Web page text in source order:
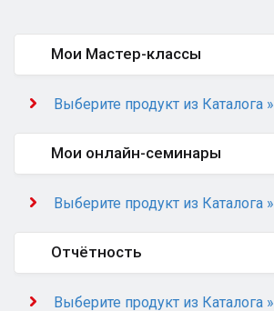
Мои Мастер-классы
Выберите продукт из Каталога »
Мои онлайн-семинары
Выберите продукт из Каталога »
Отчётность
Выберите продукт из Каталога »